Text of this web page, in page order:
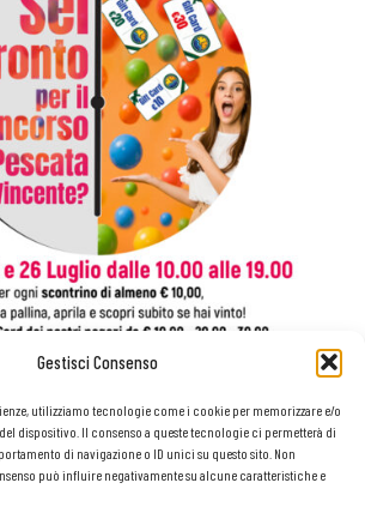
Gestisci Consenso
utilizziamo tecnologie come i cookie per memorizzare e/o
dispositivo. Il consenso a queste tecnologie ci permetterà di
di navigazione o ID unici su questo sito. Non
può influire negativamente su alcune caratteristiche e